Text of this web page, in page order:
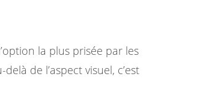
la plus prisée par les
de l’aspect visuel, c’est